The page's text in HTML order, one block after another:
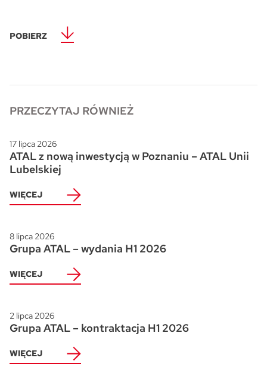
POBIERZ
PRZECZYTAJ RÓWNIEŻ
17 lipca 2026
ATAL z nową inwestycją w Poznaniu – ATAL Unii
Lubelskiej
WIĘCEJ
8 lipca 2026
Grupa ATAL – wydania H1 2026
WIĘCEJ
2 lipca 2026
Grupa ATAL – kontraktacja H1 2026
WIĘCEJ